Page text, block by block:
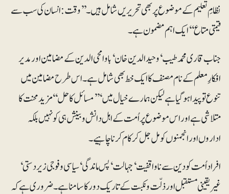
نظامِ تعلیم کے موضوع پر بھی تحریریں شامل ہیں۔ ’’وقت: انسان کی سب سے
قیمتی متاع‘‘ ایک اہم مضمون ہے۔
جناب قاری محمد طیب‘وحیدالدین خان‘ باوا محی الدین کے مضامین اور مدیر
افکارِ معلم کے نام مصنف کا ایک خط بھی شامل ہے۔ اس طرح مضامین میں
تنوع تو پیدا ہوگیا ہے لیکن ہمارے خیال میں‘ ’’مسائل کا حل‘‘ مزید محنت کا
متلاشی ہے اور اس موضوع پر اُمت کے اہل دانش و بینش ہی کو نہیں بلکہ
اداروں اور انجمنوں کو مل جل کر کام کرنا چاہیے۔
افراد اُمت کو دین سے ناواقفیت‘ جہالت‘ پس ماندگی‘ سیاسی و فوجی زیردستی‘
غیریقینی مستقبل اور ذلّت و نکبت کے تاریک دور کا سامنا ہے۔ ضروری ہے کہ